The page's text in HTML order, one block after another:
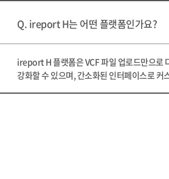
Q. ireport H는 어떤 플랫폼인가요?
ireport H 플랫폼은 VCF 파일 업로드만으로
강화할 수 있으며, 간소화된 인터페이스로